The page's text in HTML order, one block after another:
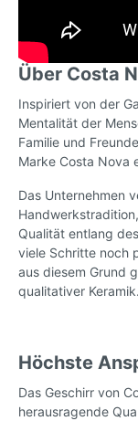
Über Costa
Inspiriert von der
Mentalität der
Familie und
Marke Costa Nova
Das Unternehmen
Qualität entlang
viele Schritte noch
aus diesem Grund
qualitativer Keramik.
Höchste
Das Geschirr von
herausragende